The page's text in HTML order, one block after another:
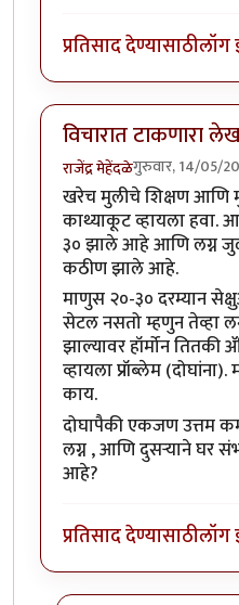
प्रतिसाद देण्यासाठीलॉग
विचारात टाकणारा
राजेंद्र मेहेंदळेगुरुवार, 14/05/
खरेच मुलीचे शिक्षण आणि
काथ्याकूट व्हायला हवा.
३० झाले आहे आणि लग्न
कठीण झाले आहे.
माणुस २०-३० दरम्यान
सेटल नसतो म्हणुन तेव्हा
झाल्यावर हॉर्मोन
व्हायला प्रॉब्लेम
काय.
दोघापैकी एकजण उत्तम
लग्न , आणि दुसऱ्याने घर
आहे?
प्रतिसाद देण्यासाठीलॉग